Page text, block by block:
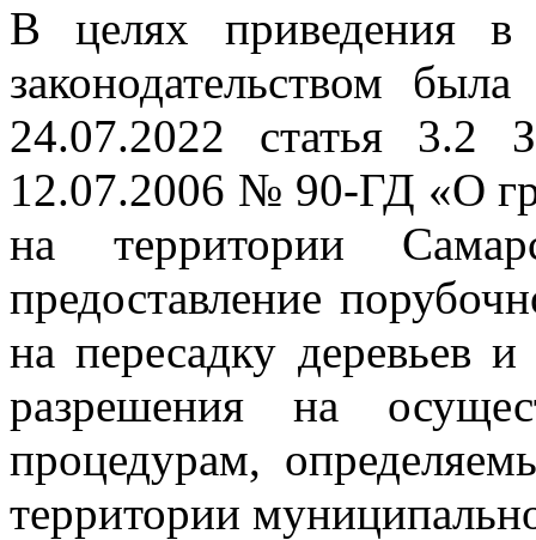
В целях приведения в
законодательством
24.07.2022 статья 3.2
12.07.2006 № 90-ГД «О
на территории
предоставление
на пересадку деревьев
разрешения на
процедурам,
территории